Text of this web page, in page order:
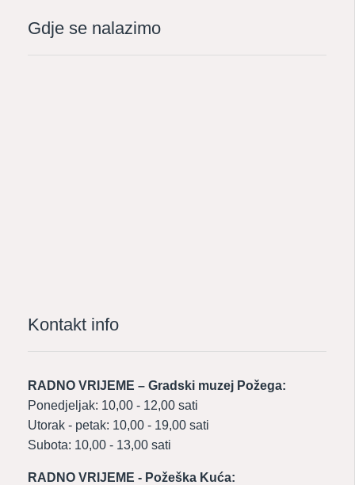
Gdje se nalazimo
Kontakt info
RADNO VRIJEME – Gradski muzej Požega:
Ponedjeljak: 10,00 - 12,00 sati
Utorak - petak: 10,00 - 19,00 sati
Subota: 10,00 - 13,00 sati
RADNO VRIJEME - Požeška Kuća: